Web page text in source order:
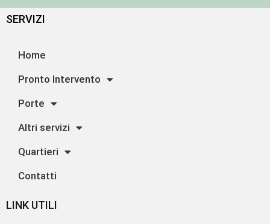
SERVIZI
Home
Pronto Intervento
Porte
Altri servizi
Quartieri
Contatti
LINK UTILI